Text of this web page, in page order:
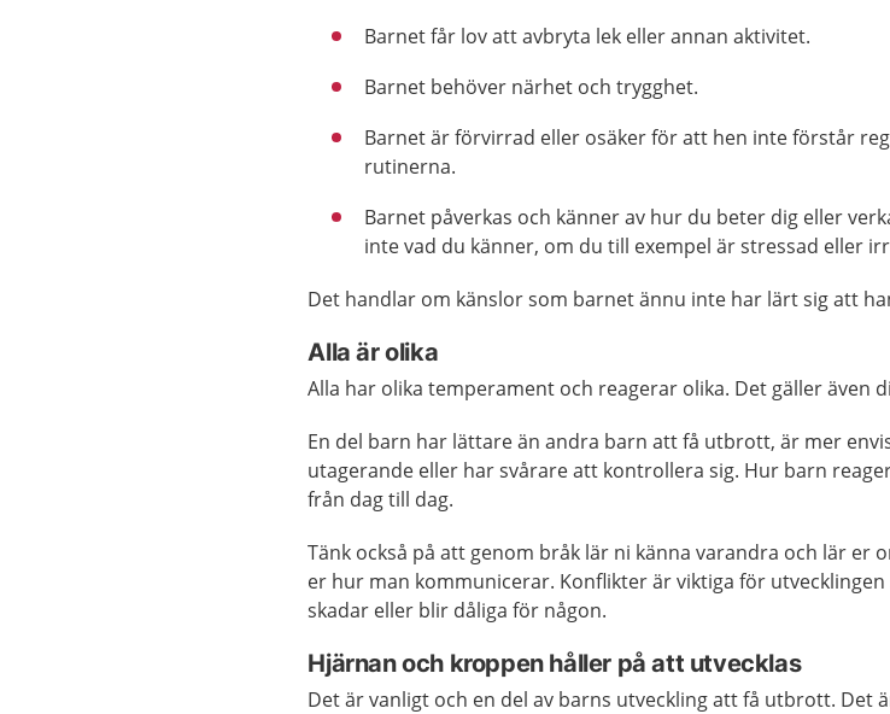
Barnet får lov att avbryta lek eller annan aktivitet.
Barnet behöver närhet och trygghet.
Barnet är förvirrad eller osäker för att hen inte förstår
rutinerna.
Barnet påverkas och känner av hur du beter dig eller
inte vad du känner, om du till exempel är stressad eller
Det handlar om känslor som barnet ännu inte har lärt sig att
Alla är olika
Alla har olika temperament och reagerar olika. Det gäller även
En del barn har lättare än andra barn att få utbrott, är mer
utagerande eller har svårare att kontrollera sig. Hur barn
från dag till dag.
Tänk också på att genom bråk lär ni känna varandra och lär er
er hur man kommunicerar. Konflikter är viktiga för utvecklingen
skadar eller blir dåliga för någon.
Hjärnan och kroppen håller på att utvecklas
Det är vanligt och en del av barns utveckling att få utbrott. Det